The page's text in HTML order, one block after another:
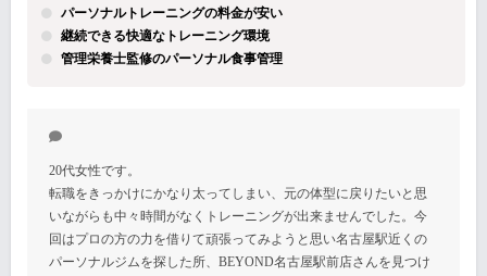
パーソナルトレーニングの料金が安い
継続できる快適なトレーニング環境
管理栄養士監修のパーソナル食事管理
20代女性です。
転職をきっかけにかなり太ってしまい、元の体型に戻りたいと思
いながらも中々時間がなくトレーニングが出来ませんでした。今
回はプロの方の力を借りて頑張ってみようと思い名古屋駅近くの
パーソナルジムを探した所、BEYOND名古屋駅前店さんを見つけ